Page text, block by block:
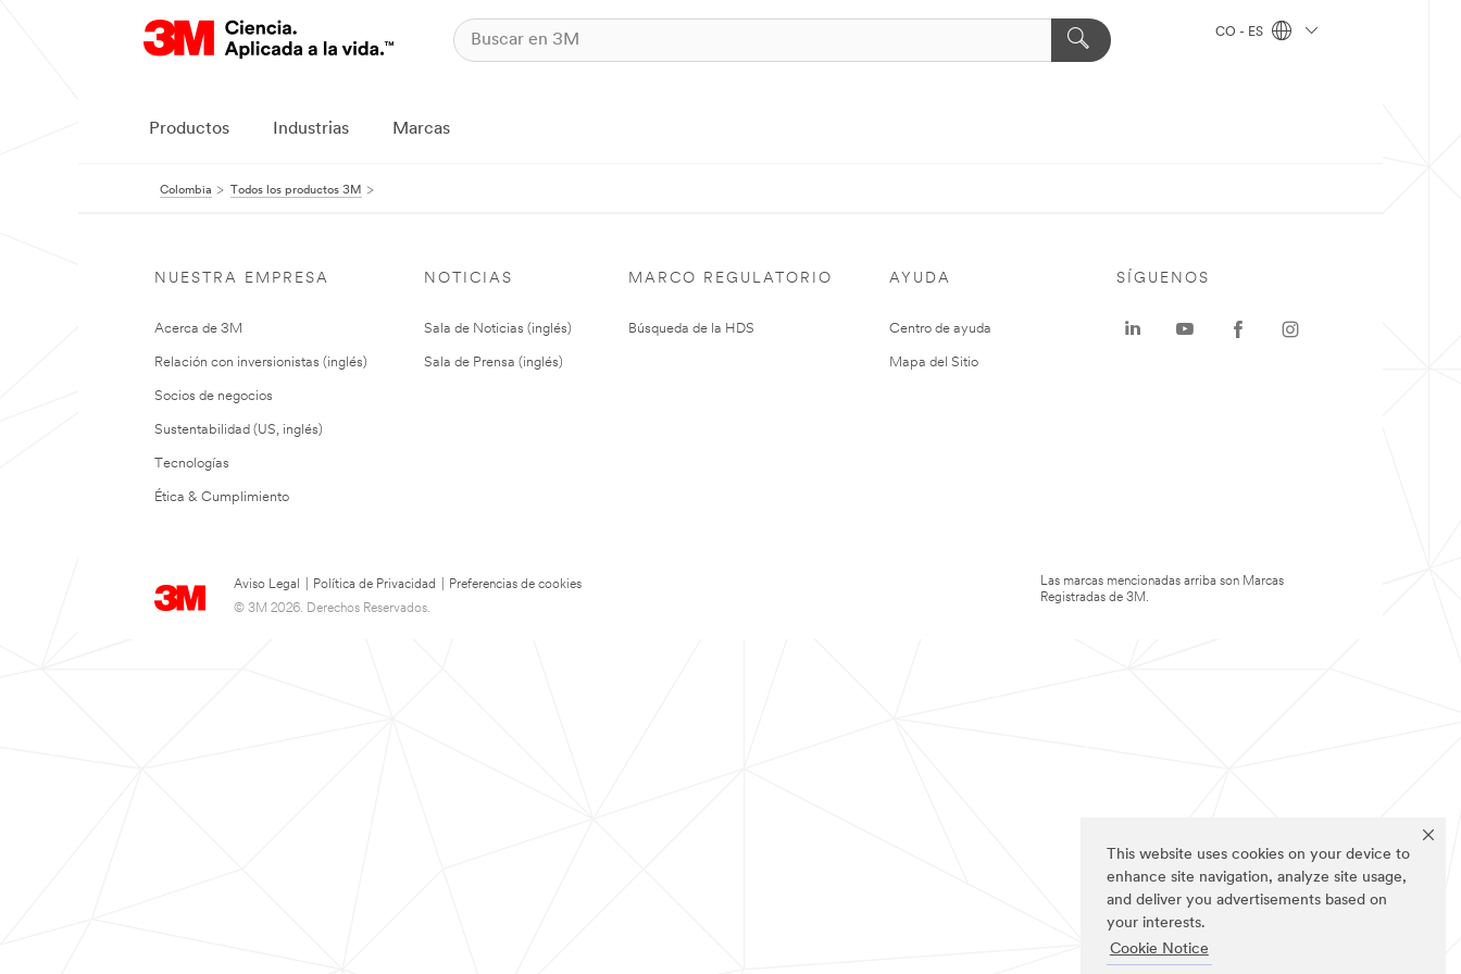
This website uses cookies on your device to
enhance site navigation, analyze site usage,
and deliver you advertisements based on
your interests.
Cookie Notice
CO - ES
Productos Industrias Marcas
Colombia Todos los productos 3M
NUESTRA EMPRESA
Acerca de 3M
Relación con inversionistas (inglés)
Socios de negocios
Sustentabilidad (US, inglés)
Tecnologías
Ética & Cumplimiento
NOTICIAS
Sala de Noticias (inglés)
Sala de Prensa (inglés)
MARCO REGULATORIO
Búsqueda de la HDS
AYUDA
Centro de ayuda
Mapa del Sitio
Aviso Legal Política de Privacidad
Preferencias de cookies
© 3M 2026. Derechos Reservados.
SÍGUENOS
Las marcas mencionadas arriba son Marcas
Registradas de 3M.